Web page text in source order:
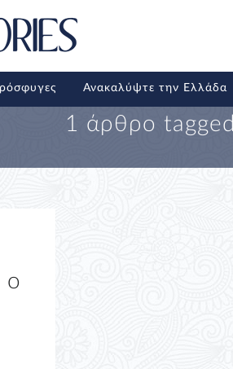
Ανακαλύψτε την Ελλάδα
1 άρθρο tagged
ο